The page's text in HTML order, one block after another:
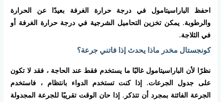
احفظ الباراسيتامول في درجة حرارة الغرفة بعيدًا عن الحرارة
والرطوبة. يمكن تخزين التحاميل الشرجية في درجة حرارة الغرفة أو
في الثلاجة.
كونجستال مخدر ماذا يحدث إذا فاتني جرعة؟
نظرًا لأن الباراسيتامول غالبًا ما يستخدم فقط عند الحاجة ، فقد لا تكون
على جدول الجرعات. إذا كنت تستخدم الدواء بانتظام ، فاستخدم
الجرعة الفائتة بمجرد أن تتذكر. إذا حان الوقت تقريبًا للجرعة المجدولة